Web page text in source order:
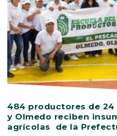
484 productores de 24
y Olmedo reciben
agrícolas de la